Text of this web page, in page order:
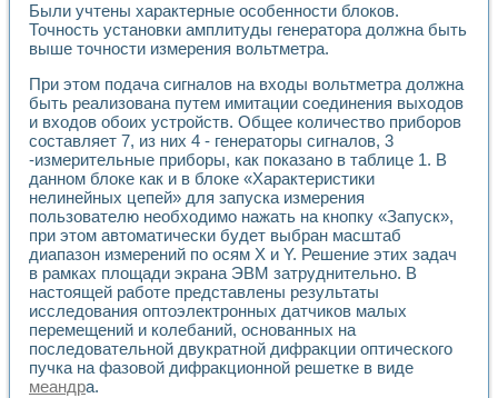
Высокочувствительные оптоэлектронные
Установка для измерения диэлектрических свойств
Исследование кинетики зарождения и развития
Микрозондовая система для характеризации
Метод траекторий в исследовании
Промышленная автоматизация
Автоматизация технологических процессов получения
Использование систем технического зрения для контроля
Исследование электромагнитных переходных процессов
Применение LabVIEW при разработке обучающих
Разработка виртуальных тренажеров путем
Система блокировок, сигнализации и защиты ускорителя
Система сбора данных и управления процессом
Управление температурой газовой среды специальной
Разработка программного обеспечения с
Использование технологий NATIONAL INSTRUMENTS
Оборудование для промышленной термотрансферной
Были учтены характерные особенности блоков.
Точность установки амплитуды генератора должна быть
выше точности измерения вольтметра.
При этом подача сигналов на входы вольтметра должна
быть реализована путем имитации соединения выходов
и входов обоих устройств. Общее количество приборов
составляет 7, из них 4 - генераторы сигналов, 3
-измерительные приборы, как показано в таблице 1. В
данном блоке как и в блоке «Характеристики
нелинейных цепей» для запуска измерения
пользователю необходимо нажать на кнопку «Запуск»,
при этом автоматически будет выбран масштаб
диапазон измерений по осям X и Y. Решение этих задач
в рамках площади экрана ЭВМ затруднительно. В
настоящей работе представлены результаты
исследования оптоэлектронных датчиков малых
перемещений и колебаний, основанных на
последовательной двукратной дифракции оптического
пучка на фазовой дифракционной решетке в виде
меандра.